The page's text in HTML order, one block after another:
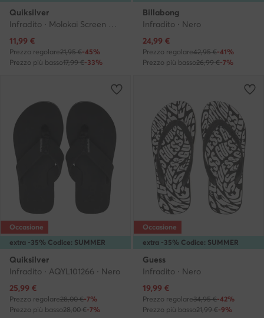
Quiksilver
Infradito · Molokai Screen AQYL101427 · Verde
Prezzo attuale
11,99 €
Prezzo regolare21,95 €-45%
Prezzo più basso17,99 €-33%
Billabong
Infradito · Nero
Prezzo attuale
24,99 €
Prezzo regolare42,95 €-41%
Prezzo più basso26,99 €-7%
extra -35% Codice: SUMMER
Occasione
Quiksilver
Infradito · AQYL101266 · Nero
Prezzo attuale
25,99 €
Prezzo regolare28,00 €-7%
Prezzo più basso28,00 €-7%
extra -35% Codice: SUMMER
Occasione
Guess
Infradito · Nero
Prezzo attuale
19,99 €
Prezzo regolare34,95 €-42%
Prezzo più basso21,99 €-9%